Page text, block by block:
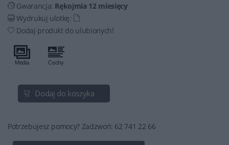
Gwarancja: Rękojmia 12 miesięcy
Wydrukuj ulotkę:
Dodaj produkt do ulubionych!
Dodaj do koszyka
Potrzebujesz pomocy? Zadzwoń: 62 741 22 66